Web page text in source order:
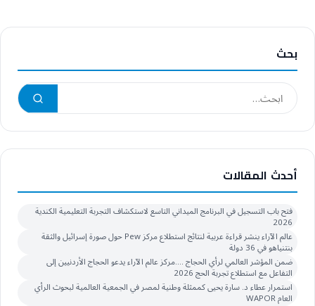
بحث
أحدث المقالات
فتح باب التسجيل في البرنامج الميداني التاسع لاستكشاف التجربة التعليمية الكندية
2026
عالم الآراء ينشر قراءة عربية لنتائج استطلاع مركز Pew حول صورة إسرائيل والثقة
بنتنياهو في 36 دولة
ضمن المؤشر العالمي لرأي الحجاج ….مركز عالم الآراء يدعو الحجاج الأردنيين إلى
التفاعل مع استطلاع تجربة الحج 2026
استمرار عطاء د. سارة يحيى كممثلة وطنية لمصر في الجمعية العالمية لبحوث الرأي
العام WAPOR